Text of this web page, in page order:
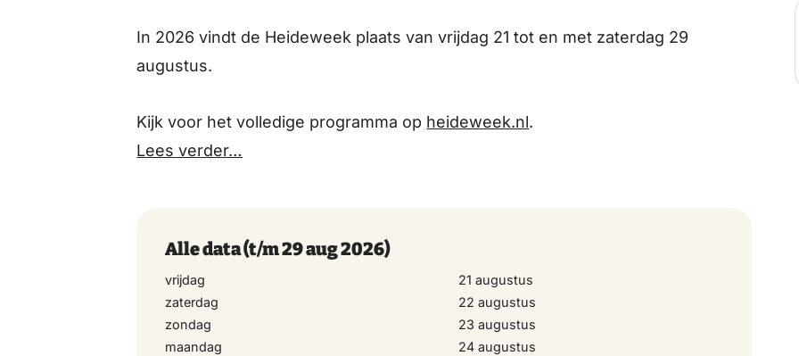
In 2026 vindt de Heideweek plaats van vrijdag 21 tot en met zaterdag 29
augustus.
Kijk voor het volledige programma op heideweek.nl.
Lees verder…
Alle data(t/m 29 aug 2026)
vrijdag
21 augustus
zaterdag
22 augustus
zondag
23 augustus
maandag
24 augustus